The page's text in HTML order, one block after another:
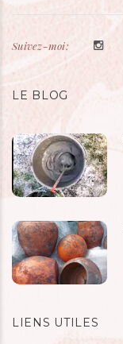
Suivez-moi:
LE BLOG
LIENS UTILES